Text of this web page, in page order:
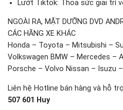
Lướt Tiktok: Thỏa sức giải trí
NGOÀI RA, MẶT DƯỠNG DVD
CÁC HÃNG XE KHÁC
Honda – Toyota – Mitsubishi –
Volkswagen BMW – Mercedes –
Porsche – Volvo Nissan – Isuzu
Liên hệ Hotline bán hàng và hỗ
507 601 Huy